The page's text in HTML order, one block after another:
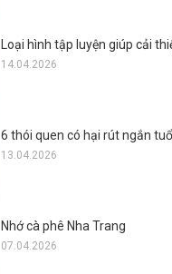
Loại hình tập luyện giúp cải
14.04.2026
6 thói quen có hại rút ngắn
13.04.2026
Nhớ cà phê Nha Trang
07.04.2026